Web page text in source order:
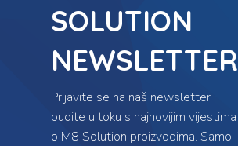
SOLUTION
NEWSLETTER
Prijavite se na naš newsletter i
budite u toku s najnovijim vijestima
o M8 Solution proizvodima. Samo